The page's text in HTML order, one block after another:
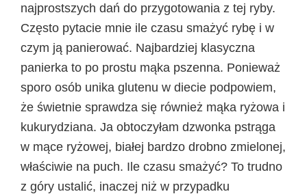
najprostszych dań do przygotowania z tej ryby.
Często pytacie mnie ile czasu smażyć rybę i w
czym ją panierować. Najbardziej klasyczna
panierka to po prostu mąka pszenna. Ponieważ
sporo osób unika glutenu w diecie podpowiem,
że świetnie sprawdza się również mąka ryżowa i
kukurydziana. Ja obtoczyłam dzwonka pstrąga
w mące ryżowej, białej bardzo drobno zmielonej,
właściwie na puch. Ile czasu smażyć? To trudno
z góry ustalić, inaczej niż w przypadku